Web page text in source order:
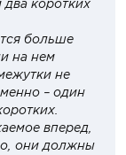
коротких
больше
на нем
не
– один
вперед,
они должны